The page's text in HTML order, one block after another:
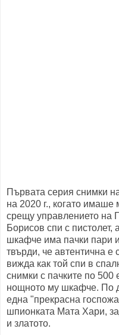
Първата серия снимки
на 2020 г., когато имаше
срещу управлението на
Борисов спи с
шкафче има пачки пари
твърди, че автентична е
вижда как той спи в
снимки с пачките по 500
нощното му шкафче. По
една "прекрасна
шпионката Мата Хари,
и златото.